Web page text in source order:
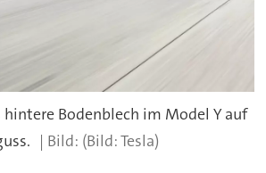
hintere Bodenblech im Model Y auf
(Bild: Tesla)